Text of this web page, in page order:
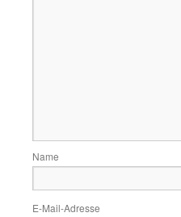
Name
E-Mail-Adresse